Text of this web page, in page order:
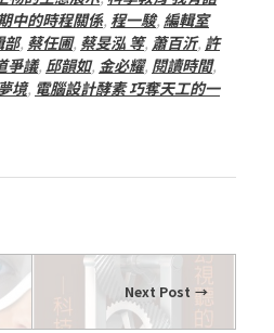
中的時程關係, 程一駿, 編輯室
部, 蔡任圃, 蔡旻泓 等, 蕭百沂, 許
爭議, 邱韻如, 金必耀, 閱讀時間,
境, 電腦設計酵素 巧奪天工的一
Next Post